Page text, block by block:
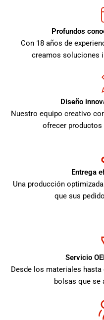
Profundos
Con 18 años de
creamos soluciones
Diseño
Nuestro equipo creativo
ofrecer productos
Entrega
Una producción
que sus
Servicio
Desde los materiales
bolsas que se